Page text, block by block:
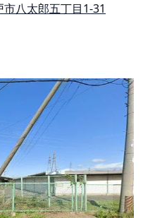
八太郎五丁目1-31